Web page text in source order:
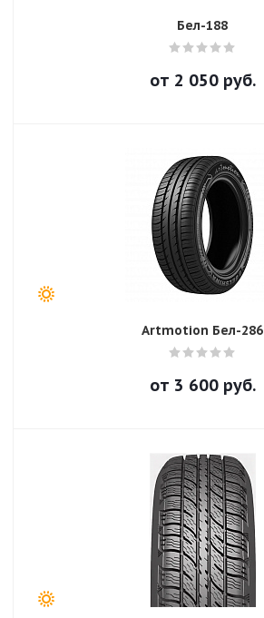
Бел-188
от 2 050руб.
Artmotion Бел-286
от 3 600руб.